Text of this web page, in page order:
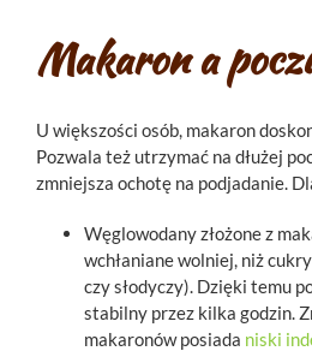
Makaron a
U większości osób, makaron
Pozwala też utrzymać na dłużej
zmniejsza ochotę na podjadanie.
Węglowodany złożone z
wchłaniane wolniej, niż
czy słodyczy). Dzięki temu
stabilny przez kilka godzin.
makaronów posiada niski